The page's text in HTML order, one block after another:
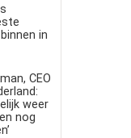
in
CEO
weer
nog